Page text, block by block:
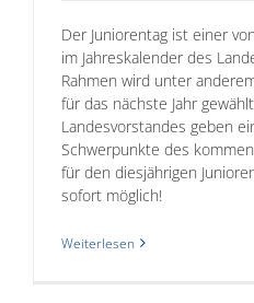
Der Juniorentag ist einer
im Jahreskalender des
Rahmen wird unter
für das nächste Jahr
Landesvorstandes geben
Schwerpunkte des
für den diesjährigen
sofort möglich!
Weiterlesen